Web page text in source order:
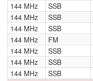
144 MHz
SSB
144 MHz
SSB
144 MHz
SSB
144 MHz
FM
144 MHz
SSB
144 MHz
SSB
144 MHz
SSB